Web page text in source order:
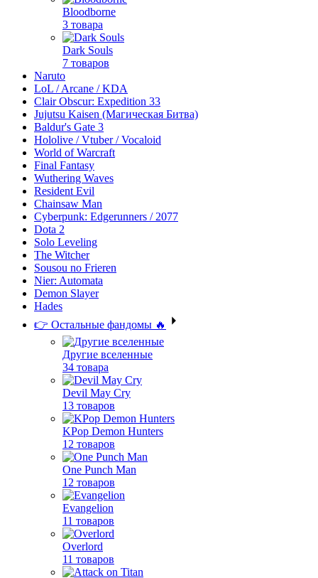
Bloodborne
3 товара
Dark Souls
7 товаров
Naruto
LoL / Arcane / KDA
Clair Obscur: Expedition 33
Jujutsu Kaisen (Магическая Битва)
Baldur's Gate 3
Hololive / Vtuber / Vocaloid
World of Warcraft
Final Fantasy
Wuthering Waves
Resident Evil
Chainsaw Man
Cyberpunk: Edgerunners / 2077
Dota 2
Solo Leveling
The Witcher
Sousou no Frieren
Nier: Automata
Demon Slayer
Hades
👉 Остальные фандомы 🔥
Другие вселенные
34 товара
Devil May Cry
13 товаров
KPop Demon Hunters
12 товаров
One Punch Man
12 товаров
Evangelion
11 товаров
Overlord
11 товаров